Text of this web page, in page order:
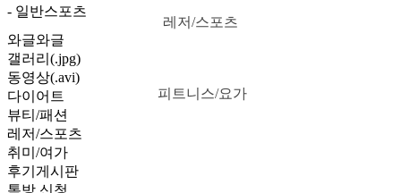
효능..
[건강]
봄에 심해지는 알레르기 비염 예
방수..
공간 ‘오키친 ..
[보도자료/칼럼]
손잡고 ‘갓생폭..
터 줄..
[다이어트]
움되는 음..
레저/스포츠
피트니스/요가
- 일반스포츠
와글와글
갤러리(.jpg)
동영상(.avi)
다이어트
뷰티/패션
레저/스포츠
취미/여가
후기게시판
톡방 신청